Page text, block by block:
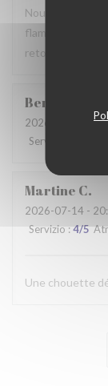
Nous avons
flamiche au
retourner lors
Benjamin
2026-07-19
-
Servizio
Martine C
2026-07-14 -
Servizio:4/5
Une chouette